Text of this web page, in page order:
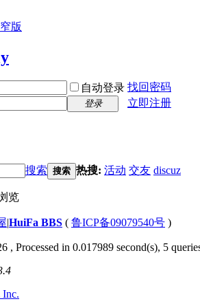
版
自动登录 找回密码
登录
立即注册
搜索 搜索 热搜: 活动 交友 discuz
览
|HuiFa BBS ( 鲁ICP备09079540号 )
, Processed in 0.017989 second(s), 5
Inc.